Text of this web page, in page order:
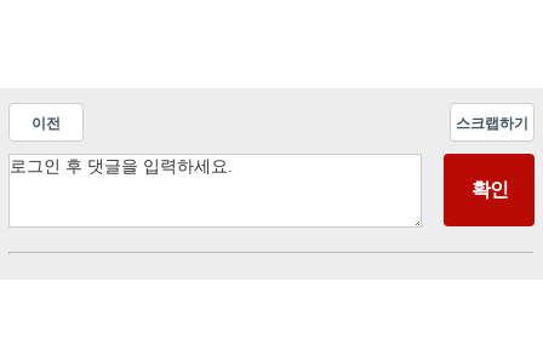
이전 스크랩하기